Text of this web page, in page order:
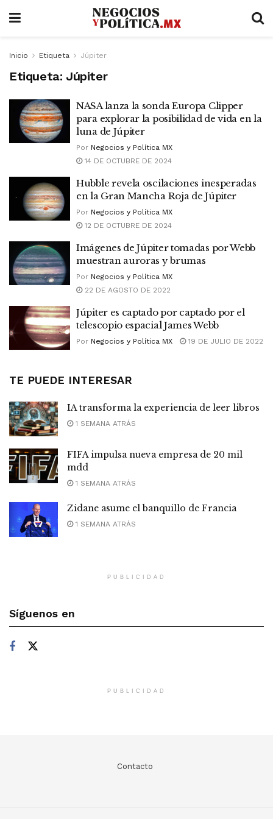
Inicio Etiqueta Júpiter
Etiqueta: Júpiter
NASA lanza la sonda Europa Clipper
para explorar la posibilidad de vida en la
luna de Júpiter
Por Negocios y Política MX
14 DE OCTUBRE DE 2024
Hubble revela oscilaciones inesperadas
en la Gran Mancha Roja de Júpiter
Por Negocios y Política MX
12 DE OCTUBRE DE 2024
Imágenes de Júpiter tomadas por Webb
muestran auroras y brumas
Por Negocios y Política MX
22 DE AGOSTO DE 2022
Júpiter es captado por captado por el
telescopio espacial James Webb
Por Negocios y Política MX 19 DE JULIO DE 2022
TE PUEDE INTERESAR
IA transforma la experiencia de leer libros
1 SEMANA ATRÁS
FIFA impulsa nueva empresa de 20 mil
mdd
1 SEMANA ATRÁS
Zidane asume el banquillo de Francia
1 SEMANA ATRÁS
PUBLICIDAD
Síguenos en
PUBLICIDAD
Contacto